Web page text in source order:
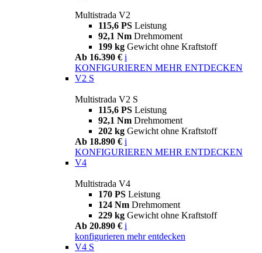
Multistrada V2
115,6 PS Leistung
92,1 Nm Drehmoment
199 kg Gewicht ohne Kraftstoff
Ab 16.390 € i
KONFIGURIEREN MEHR ENTDECKEN
V2 S
Multistrada V2 S
115,6 PS Leistung
92,1 Nm Drehmoment
202 kg Gewicht ohne Kraftstoff
Ab 18.890 € i
KONFIGURIEREN MEHR ENTDECKEN
V4
Multistrada V4
170 PS Leistung
124 Nm Drehmoment
229 kg Gewicht ohne Kraftstoff
Ab 20.890 € i
konfigurieren mehr entdecken
V4 S